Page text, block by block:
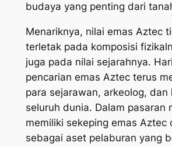
budaya yang penting dari
Menariknya, nilai emas Aztec
terletak pada komposisi
juga pada nilai sejarahnya.
pencarian emas Aztec terus
para sejarawan, arkeolog, dan
seluruh dunia. Dalam pasaran
memiliki sekeping emas Aztec
sebagai aset pelaburan yang